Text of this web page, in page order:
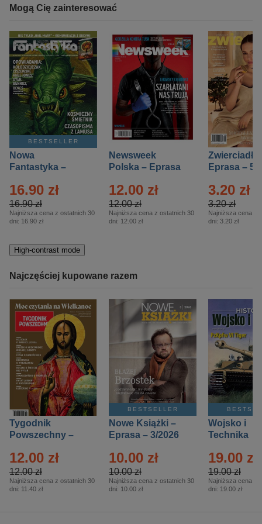
Mogą Cię zainteresować
BESTSELLER
Nowa
Fantastyka –
16.90 zł
16.90 zł
Najniższa cena z ostatnich 30
dni: 16.90 zł
Newsweek
Polska – Eprasa
12.00 zł
12.00 zł
Najniższa cena z ostatnich 30
dni: 12.00 zł
Zwierciadło
Eprasa – 5/
3.20 zł
3.20 zł
Najniższa cena z
dni: 3.20 zł
High-contrast mode
Najczęściej kupowane razem
Tygodnik
Powszechny –
12.00 zł
12.00 zł
Najniższa cena z ostatnich 30
dni: 11.40 zł
BESTSELLER
Nowe Książki –
Eprasa – 3/2026
10.00 zł
10.00 zł
Najniższa cena z ostatnich 30
dni: 10.00 zł
Wojsko i
Technika
– 2/2026
19.00 zł
19.00 zł
Najniższa cena z
dni: 19.00 zł